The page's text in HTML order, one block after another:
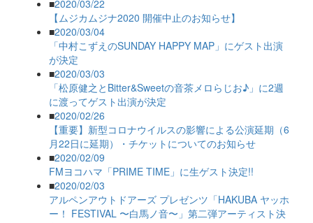
■2020/03/22
【ムジカムジナ2020 開催中止のお知らせ】
■2020/03/04
「中村こずえのSUNDAY HAPPY MAP」にゲスト出演
が決定
■2020/03/03
「松原健之とBitter&Sweetの音茶メロらじお♪」に2週
に渡ってゲスト出演が決定
■2020/02/26
【重要】新型コロナウイルスの影響による公演延期（6
月22日に延期）・チケットについてのお知らせ
■2020/02/09
FMヨコハマ「PRIME TIME」に生ゲスト決定!!
■2020/02/03
アルペンアウトドアーズ プレゼンツ「HAKUBA ヤッホ
ー！ FESTIVAL 〜白馬ノ音〜」第二弾アーティスト決